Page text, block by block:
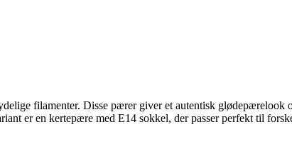
filamenter. Disse pærer giver et autentisk
er en kertepære med E14 sokkel, der passer perfekt til